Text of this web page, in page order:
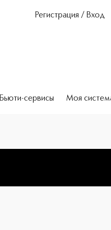
Регистрация / Вход
Бьюти-сервисы Моя